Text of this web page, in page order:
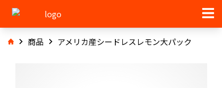
商品 アメリカ産シードレスレモン大パック